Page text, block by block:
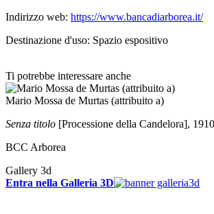
Indirizzo web: https://www.bancadiarborea.it/
Destinazione d'uso: Spazio espositivo
Ti potrebbe interessare anche
Mario Mossa de Murtas (attribuito a)
Senza titolo [Processione della Candelora],
BCC Arborea
Gallery 3d
Entra nella Galleria 3D